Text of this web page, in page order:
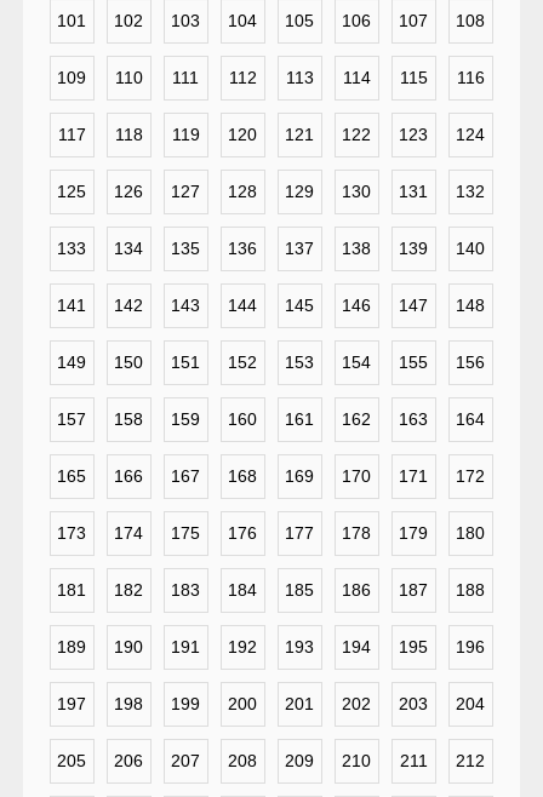
101 102 103 104 105 106 107 108
109 110 111 112 113 114 115 116
117 118 119 120 121 122 123 124
125 126 127 128 129 130 131 132
133 134 135 136 137 138 139 140
141 142 143 144 145 146 147 148
149 150 151 152 153 154 155 156
157 158 159 160 161 162 163 164
165 166 167 168 169 170 171 172
173 174 175 176 177 178 179 180
181 182 183 184 185 186 187 188
189 190 191 192 193 194 195 196
197 198 199 200 201 202 203 204
205 206 207 208 209 210 211 212